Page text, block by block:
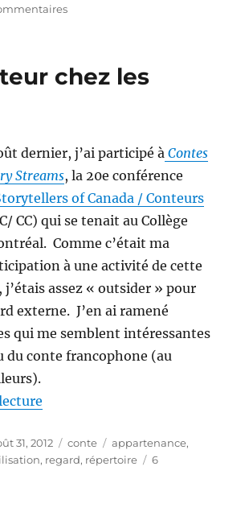
sur
des
/
1)
chez les
dernier, j’ai participé à Contes
Streams, la 20e conférence
of Canada / Conteurs
CC) qui se tenait au Collège
Comme c’était ma
à une activité de cette
assez « outsider » pour
externe. J’en ai ramené
qui me semblent intéressantes
du conte francophone (au
31, 2012 Catégories
conte Étiquettes
appartenance,
, regard, répertoire
6